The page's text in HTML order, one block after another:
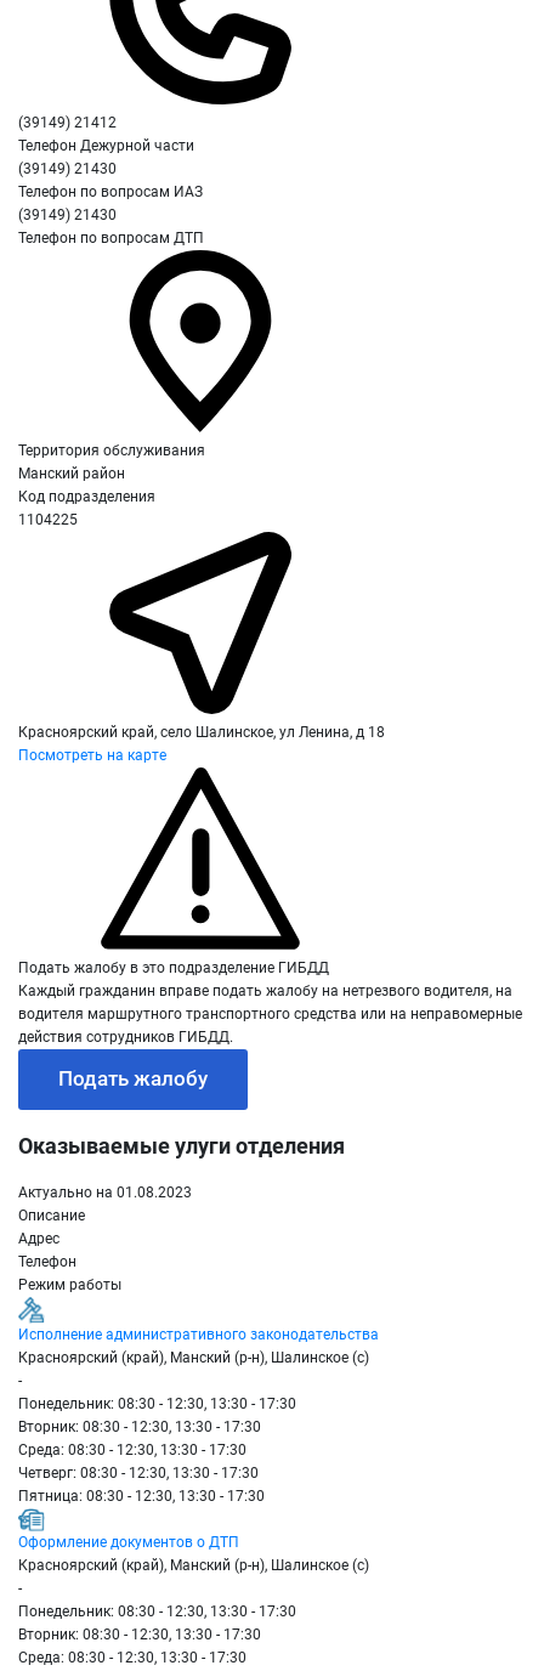
(39149) 21412
Телефон Дежурной части
(39149) 21430
Телефон по вопросам ИАЗ
(39149) 21430
Телефон по вопросам ДТП
Территория обслуживания
Манский район
Код подразделения
1104225
Красноярский край, село Шалинское, ул Ленина, д 18
Посмотреть на карте
Подать жалобу в это подразделение ГИБДД
Каждый гражданин вправе подать жалобу на нетрезвого водителя, на
водителя маршрутного транспортного средства или на неправомерные
действия сотрудников ГИБДД.
Подать жалобу
Оказываемые улуги отделения
Актуально на 01.08.2023
Описание
Адрес
Телефон
Режим работы
Исполнение административного законодательства
Красноярский (край), Манский (р-н), Шалинское (с)
-
Понедельник: 08:30 - 12:30, 13:30 - 17:30
Вторник: 08:30 - 12:30, 13:30 - 17:30
Среда: 08:30 - 12:30, 13:30 - 17:30
Четверг: 08:30 - 12:30, 13:30 - 17:30
Пятница: 08:30 - 12:30, 13:30 - 17:30
Оформление документов о ДТП
Красноярский (край), Манский (р-н), Шалинское (с)
-
Понедельник: 08:30 - 12:30, 13:30 - 17:30
Вторник: 08:30 - 12:30, 13:30 - 17:30
Среда: 08:30 - 12:30, 13:30 - 17:30